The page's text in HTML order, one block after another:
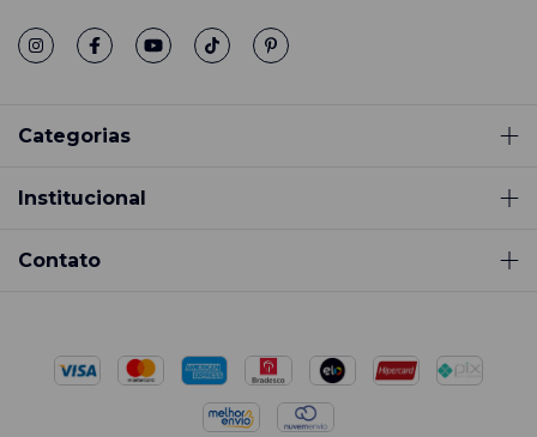
Categorias
Institucional
Contato